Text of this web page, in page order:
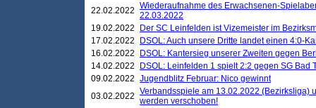
22.02.2022 Wiederaufnahme des Erwachsenen-
22.03.2022
19.02.2022
Der SC Leinfelden ist Vizemeister im
17.02.2022
DSOL: Auch unsere Dritte landet einen 4:0-
16.02.2022
DSOL: Kantersieg unserer Zweiten gegen
14.02.2022
DSOL: Leinfelden 1 spielt 2:2 gegen SG Bad
09.02.2022 Jugendblitz Februar: Nico gewinnt
03.02.2022 Verbandsspiele am 13.02.2022 (Bezirksliga)
werden verschoben!